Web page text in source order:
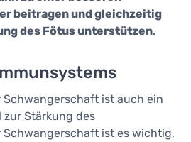
beitragen und gleichzeitig
des Fötus unterstützen.
Schwangerschaft ist auch ein
Stärkung des
Schwangerschaft ist es wichtig,